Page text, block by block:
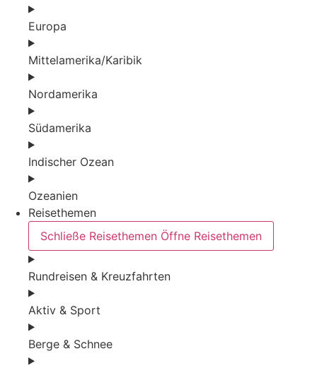
Europa
Mittelamerika/Karibik
Nordamerika
Südamerika
Indischer Ozean
Ozeanien
Reisethemen
Schließe Reisethemen Öffne Reisethemen
Rundreisen & Kreuzfahrten
Aktiv & Sport
Berge & Schnee